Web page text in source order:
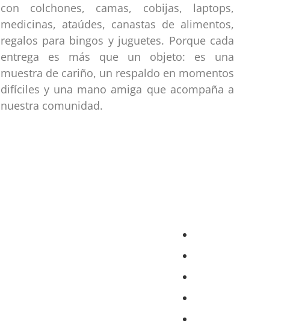
con colchones, camas, cobijas, laptops,
medicinas, ataúdes, canastas de alimentos,
regalos para bingos y juguetes. Porque cada
entrega es más que un objeto: es una
muestra de cariño, un respaldo en momentos
difíciles y una mano amiga que acompaña a
nuestra comunidad.